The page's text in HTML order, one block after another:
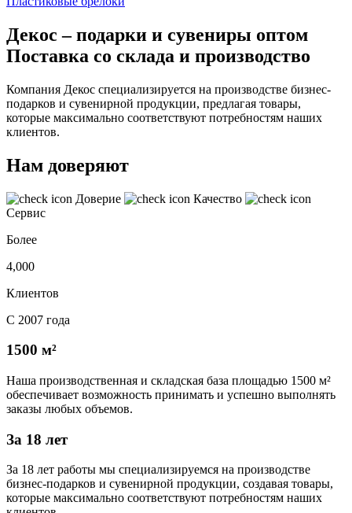
Декос – подарки и сувениры оптом
Поставка со склада и производство
Компания Декос специализируется на производстве бизнес-
подарков и сувенирной продукции, предлагая товары,
которые максимально соответствуют потребностям наших
клиентов.
Нам доверяют
Доверие
Качество
Сервис
Более
4,000
Клиентов
С 2007 года
1500 м²
Наша производственная и складская база площадью 1500 м²
обеспечивает возможность принимать и успешно выполнять
заказы любых объемов.
За 18 лет
За 18 лет работы мы специализируемся на производстве
бизнес-подарков и сувенирной продукции, создавая товары,
которые максимально соответствуют потребностям наших